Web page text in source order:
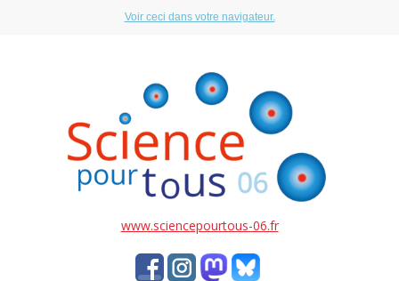
Voir ceci dans votre navigateur.
www.sciencepourtous-06.fr